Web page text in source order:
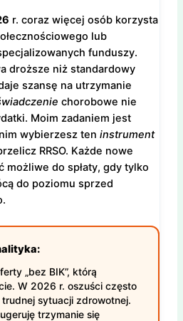
r. coraz więcej osób korzysta
lub
funduszy.
droższe niż standardowy
szansę na utrzymanie
chorobowe nie
Moim zadaniem jest
wybierzesz ten instrument
RRSO. Każde nowe
możliwe do spłaty, gdy tylko
do poziomu sprzed
„bez BIK”, którą
W 2026 r. oszuści często
sytuacji zdrowotnej.
trzymanie się